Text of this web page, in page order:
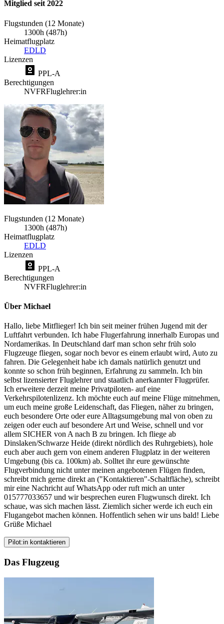
Mitglied seit 2022
Flugstunden (12 Monate)
1300h (487h)
Heimatflugplatz
EDLD
Lizenzen
PPL-A
Berechtigungen
NVFRFluglehrer:in
Flugstunden (12 Monate)
1300h (487h)
Heimatflugplatz
EDLD
Lizenzen
PPL-A
Berechtigungen
NVFRFluglehrer:in
Über Michael
Hallo, liebe Mitflieger! Ich bin seit meiner frühen Jugend mit der
Luftfahrt verbunden. Ich habe Flugerfahrung innerhalb Europas und
Nordamerikas. In Deutschland darf man schon sehr früh solo
Flugzeuge fliegen, sogar noch bevor es einem erlaubt wird, Auto zu
fahren. Die Gelegenheit habe ich damals natürlich genutzt und
konnte so schon früh beginnen, Erfahrung zu sammeln. Ich bin
selbst lizensierter Fluglehrer und staatlich anerkannter Flugprüfer.
Ich erweitere derzeit meine Privatpiloten- auf eine
Verkehrspilotenlizenz. Ich möchte euch auf meine Flüge mitnehmen,
um euch meine große Leidenschaft, das Fliegen, näher zu bringen,
euch besondere Orte oder eure Alltagsumgebung mal von oben zu
zeigen oder euch auf besondere Art und Weise, schnell und vor
allem SICHER von A nach B zu bringen. Ich fliege ab
Dinslaken/Schwarze Heide (direkt nördlich des Ruhrgebiets), hole
euch aber auch gern von einem anderen Flugplatz in der weiteren
Umgebung (bis ca. 100km) ab. Solltet ihr eure gewünschte
Flugverbindung nicht unter meinen angebotenen Flügen finden,
schreibt mich gerne direkt an ("Kontaktieren"-Schaltfläche), schreibt
mir eine Nachricht auf WhatsApp oder ruft mich an unter
015777033657 und wir besprechen euren Flugwunsch direkt. Ich
schaue, was sich machen lässt. Ziemlich sicher werde ich euch ein
Flugangebot machen können. Hoffentlich sehen wir uns bald! Liebe
Grüße Michael
Pilot:in kontaktieren
Das Flugzeug